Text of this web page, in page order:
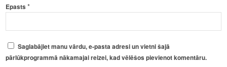
Epasts*
Saglabājiet manu vārdu, e-pasta adresi un vietni šajā
pārlūkprogrammā nākamajai reizei, kad vēlēšos pievienot komentāru.